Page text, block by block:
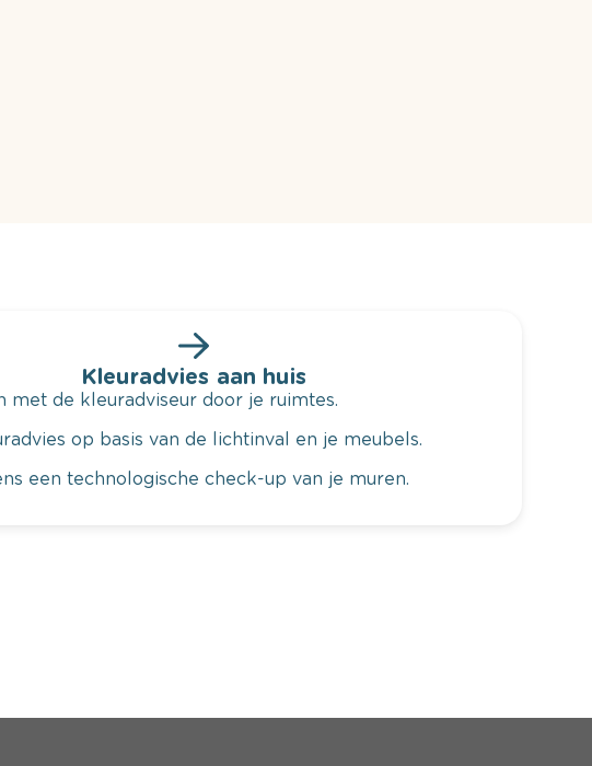
Kleuradvies aan huis
met de kleuradviseur door je ruimtes.
op basis van de lichtinval en je meubels.
een technologische check-up van je muren.